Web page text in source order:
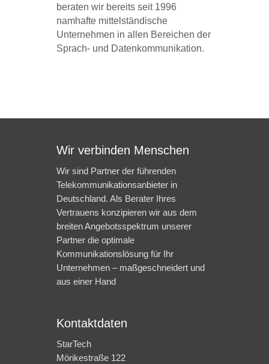
beraten wir bereits seit 1996
namhafte mittelständische
Unternehmen in allen Bereichen der
Sprach- und Datenkommunikation.
Wir verbinden Menschen
Wir sind Partner der führenden
Telekommunikationsanbieter in
Deutschland. Als Berater Ihres
Vertrauens konzipieren wir aus dem
breiten Angebotsspektrum unserer
Partner die optimale
Kommunikationslösung für Ihr
Unternehmen – maßgeschneidert und
aus einer Hand
Kontaktdaten
StarTech
Mörikestraße 122